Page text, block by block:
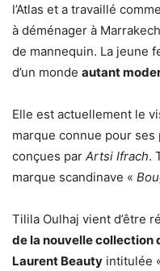
l’Atlas et a travaillé
à déménager à
de mannequin. La jeune
d’un monde autant
Elle est actuellement le
marque connue pour
conçues par Artsi Ifrach.
marque scandinave «
Tilila Oulhaj vient d’être
de la nouvelle collection
Laurent Beauty intitulée